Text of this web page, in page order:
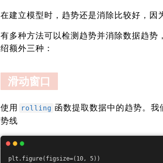
在建立模型时，趋势还是消除比较好，因
有多种方法可以检测趋势并消除数据趋
绍额外三种：
滑动窗口
使用 rolling 函数提取数据中的趋势。
势线
plt.figure(figsize=(10, 5))